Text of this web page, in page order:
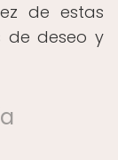
de estas
de deseo y